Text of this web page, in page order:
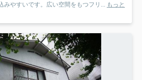
みやすいです。広い空間をもつフリ... もっと